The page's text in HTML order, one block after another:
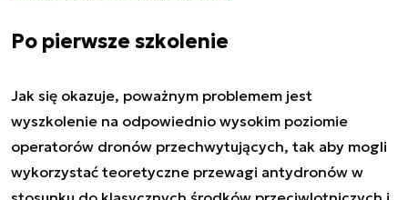
Po pierwsze szkolenie
Jak się okazuje, poważnym problemem jest
wyszkolenie na odpowiednio wysokim poziomie
operatorów dronów przechwytujących, tak aby mogli
wykorzystać teoretyczne przewagi antydronów w